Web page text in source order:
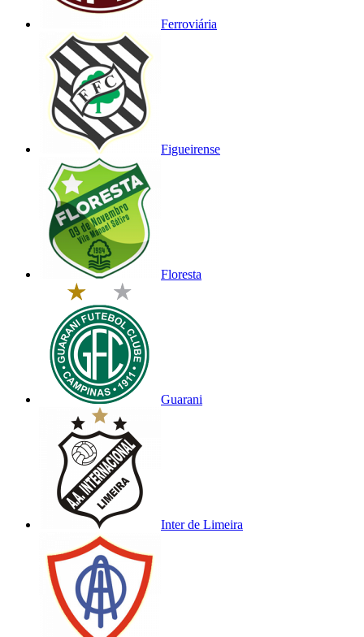
Ferroviária
Figueirense
Floresta
Guarani
Inter de Limeira